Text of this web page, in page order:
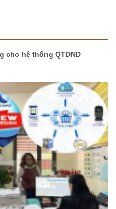
cho hệ thống QTDND